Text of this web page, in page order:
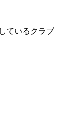
ているクラブ